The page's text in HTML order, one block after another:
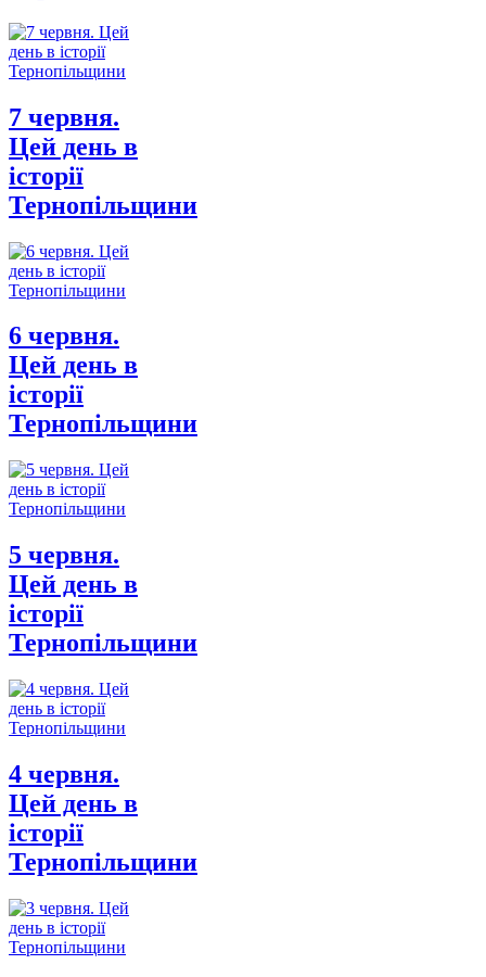
7 червня.
Цей день в
історії
Тернопільщини
6 червня.
Цей день в
історії
Тернопільщини
5 червня.
Цей день в
історії
Тернопільщини
4 червня.
Цей день в
історії
Тернопільщини